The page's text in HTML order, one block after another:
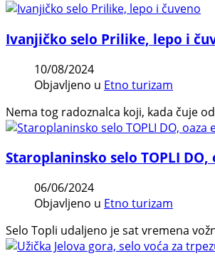
Ivanjičko selo Prilike, lepo i
10/08/2024
Objavljeno u Etno turizam
Nema tog radoznalca koji, kada čuje
Staroplaninsko selo TOPLI
06/06/2024
Objavljeno u Etno turizam
Selo Topli udaljeno je sat vremena